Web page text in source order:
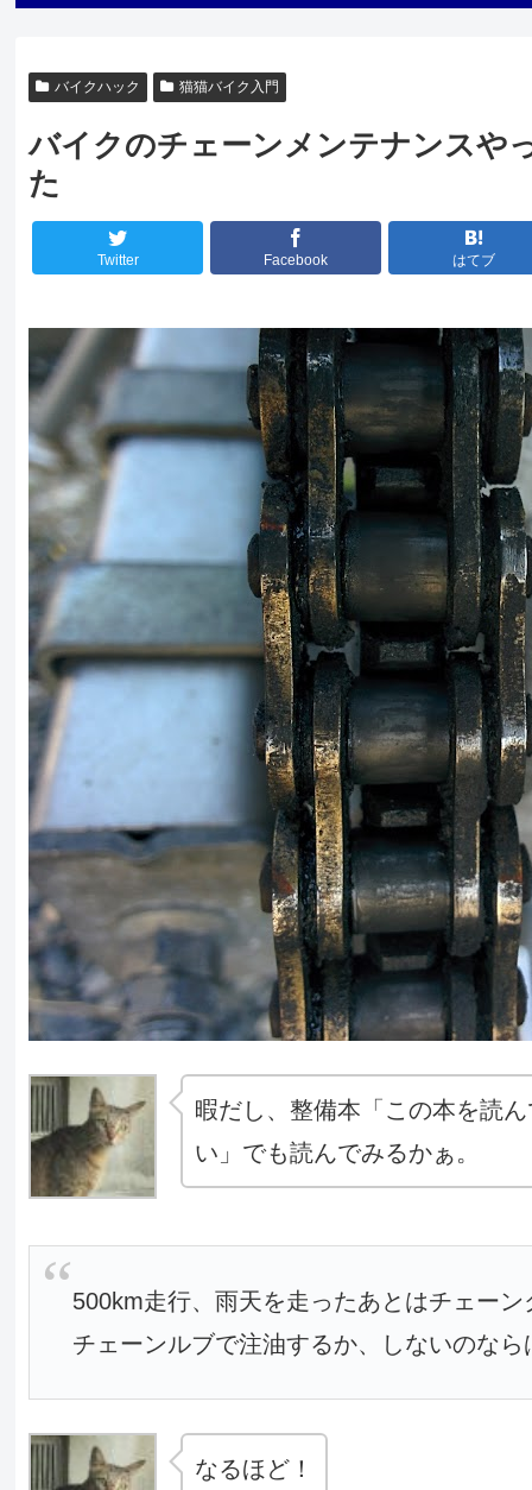
バイクハック 猫猫バイク入門
バイクのチェーンメンテナンスや
た
Twitter Facebook はてブ
暇だし、整備本「この本を読
い」でも読んでみるかぁ。
500km走行、雨天を走ったあとはチェー
チェーンルブで注油するか、しないのな
なるほど！